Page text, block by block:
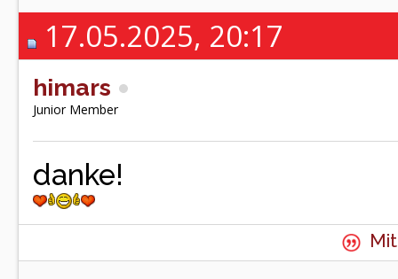
17.05.2025, 20:17
himars
Junior Member
danke!